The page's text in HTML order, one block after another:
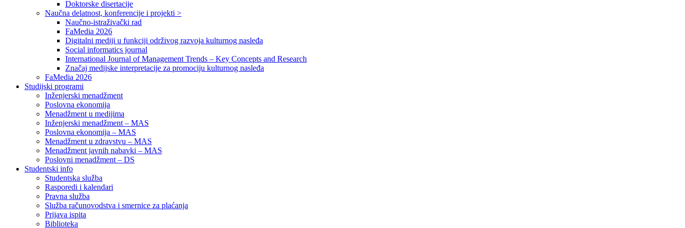
Doktorske disertacije
Naučna delatnost, konferencije i projekti >
Naučno-istraživački rad
FaMedia 2026
Digitalni mediji u funkciji održivog razvoja kulturnog nasleđa
Social informatics journal
International Journal of Management Trends – Key Concepts and Research
Značaj medijske interpretacije za promociju kulturnog nasleđa
FaMedia 2026
Studijski programi
Inženjerski menadžment
Poslovna ekonomija
Menadžment u medijima
Inženjerski menadžment – MAS
Poslovna ekonomija – MAS
Menadžment u zdravstvu – MAS
Menadžment javnih nabavki – MAS
Poslovni menadžment – DS
Studentski info
Studentska služba
Rasporedi i kalendari
Pravna služba
Služba računovodstva i smernice za plaćanja
Prijava ispita
Biblioteka